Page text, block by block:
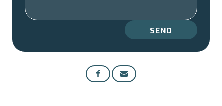
SEND